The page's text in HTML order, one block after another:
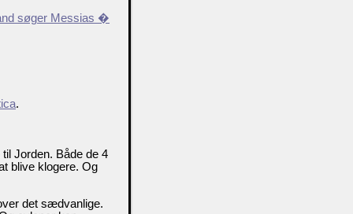
søger Messias �
.
Jorden. Både de 4
blive klogere. Og
det sædvanlige.